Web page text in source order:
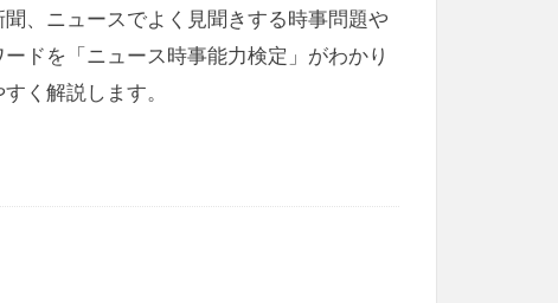
聞、ニュースでよく見聞きする時事問題や
ードを「ニュース時事能力検定」がわかり
すく解説します。